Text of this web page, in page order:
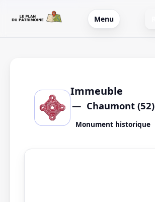
Menu
Immeuble
Chaumont (52)
Monument historique